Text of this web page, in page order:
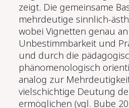
zeigt. Die gemeinsame
mehrdeutige sinnlich-
wobei Vignetten genau
Unbestimmbarkeit und
und durch die
phänomenologisch
analog zur
vielschichtige Deutung
ermöglichen (vgl. Bube